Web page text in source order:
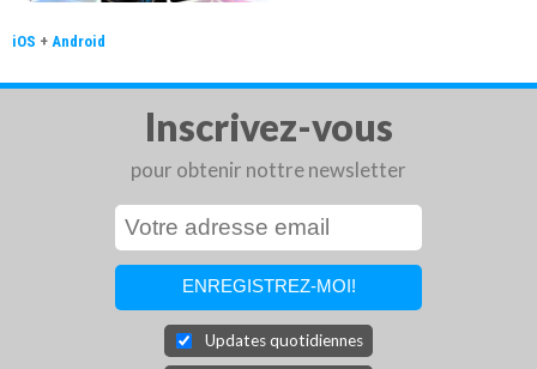
iOS + Android
Inscrivez-vous
pour obtenir nottre newsletter
Updates quotidiennes